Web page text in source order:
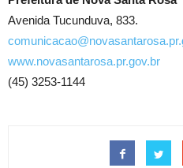
Avenida Tucunduva, 833.
www.novasantarosa.pr.gov.br
(45) 3253-1144